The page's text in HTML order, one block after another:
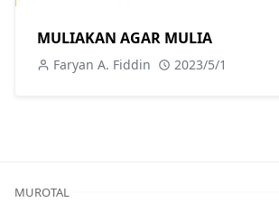
MULIAKAN AGAR MULIA
Faryan A. Fiddin 2023/5/1
MUROTAL